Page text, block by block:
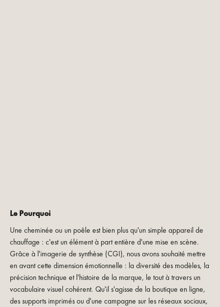
Le Pourquoi
Une cheminée ou un poêle est bien plus qu'un simple appareil de
chauffage : c'est un élément à part entière d'une mise en scène.
Grâce à l'imagerie de synthèse (CGI), nous avons souhaité mettre
en avant cette dimension émotionnelle : la diversité des modèles, la
précision technique et l'histoire de la marque, le tout à travers un
vocabulaire visuel cohérent. Qu'il s'agisse de la boutique en ligne,
des supports imprimés ou d'une campagne sur les réseaux sociaux,